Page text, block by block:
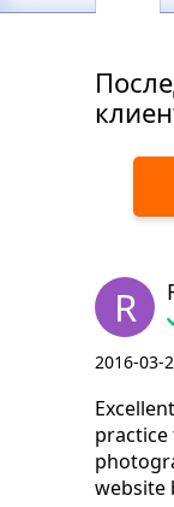
R
2016-03-
practice
website